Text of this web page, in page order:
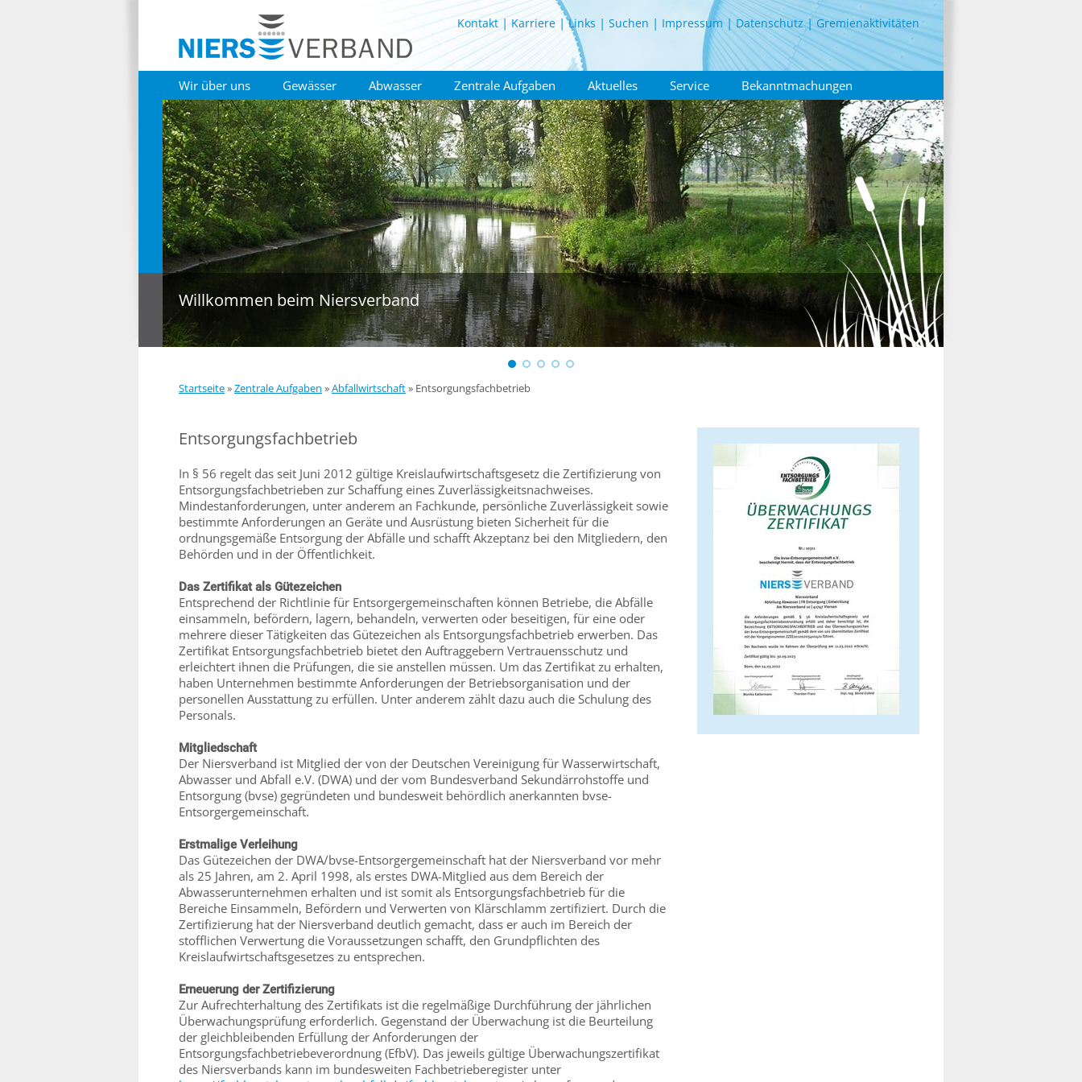
Kontakt Karriere Links Suchen Impressum Datenschutz Gremienaktivitäten
Wir über uns Gewässer Abwasser Zentrale Aufgaben Aktuelles Service Bekanntmachungen
Willkommen beim Niersverband
Startseite»Zentrale Aufgaben »Abfallwirtschaft» Entsorgungsfachbetrieb
Entsorgungsfachbetrieb
In § 56 regelt das seit Juni 2012 gültige Kreislaufwirtschaftsgesetz die Zertifizierung von
Entsorgungsfachbetrieben zur Schaffung eines Zuverlässigkeitsnachweises.
Mindestanforderungen, unter anderem an Fachkunde, persönliche Zuverlässigkeit sowie
bestimmte Anforderungen an Geräte und Ausrüstung bieten Sicherheit für die
ordnungsgemäße Entsorgung der Abfälle und schafft Akzeptanz bei den Mitgliedern, den
Behörden und in der Öffentlichkeit.
Das Zertifikat als Gütezeichen
Entsprechend der Richtlinie für Entsorgergemeinschaften können Betriebe, die Abfälle
einsammeln, befördern, lagern, behandeln, verwerten oder beseitigen, für eine oder
mehrere dieser Tätigkeiten das Gütezeichen als Entsorgungsfachbetrieb erwerben. Das
Zertifikat Entsorgungsfachbetrieb bietet den Auftraggebern Vertrauensschutz und
erleichtert ihnen die Prüfungen, die sie anstellen müssen. Um das Zertifikat zu erhalten,
haben Unternehmen bestimmte Anforderungen der Betriebsorganisation und der
personellen Ausstattung zu erfüllen. Unter anderem zählt dazu auch die Schulung des
Personals.
Mitgliedschaft
Der Niersverband ist Mitglied der von der Deutschen Vereinigung für Wasserwirtschaft,
Abwasser und Abfall e.V. (DWA) und der vom Bundesverband Sekundärrohstoffe und
Entsorgung (bvse) gegründeten und bundesweit behördlich anerkannten bvse-
Entsorgergemeinschaft.
Erstmalige Verleihung
Das Gütezeichen der DWA/bvse-Entsorgergemeinschaft hat der Niersverband vor mehr
als 25 Jahren, am 2. April 1998, als erstes DWA-Mitglied aus dem Bereich der
Abwasserunternehmen erhalten und ist somit als Entsorgungsfachbetrieb für die
Bereiche Einsammeln, Befördern und Verwerten von Klärschlamm zertifiziert. Durch die
Zertifizierung hat der Niersverband deutlich gemacht, dass er auch im Bereich der
stofflichen Verwertung die Voraussetzungen schafft, den Grundpflichten des
Kreislaufwirtschaftsgesetzes zu entsprechen.
Erneuerung der Zertifizierung
Zur Aufrechterhaltung des Zertifikats ist die regelmäßige Durchführung der jährlichen
Überwachungsprüfung erforderlich. Gegenstand der Überwachung ist die Beurteilung
der gleichbleibenden Erfüllung der Anforderungen der
Entsorgungsfachbetriebeverordnung (EfbV). Das jeweils gültige Überwachungszertifikat
des Niersverbands kann im bundesweiten Fachbetrieberegister unter